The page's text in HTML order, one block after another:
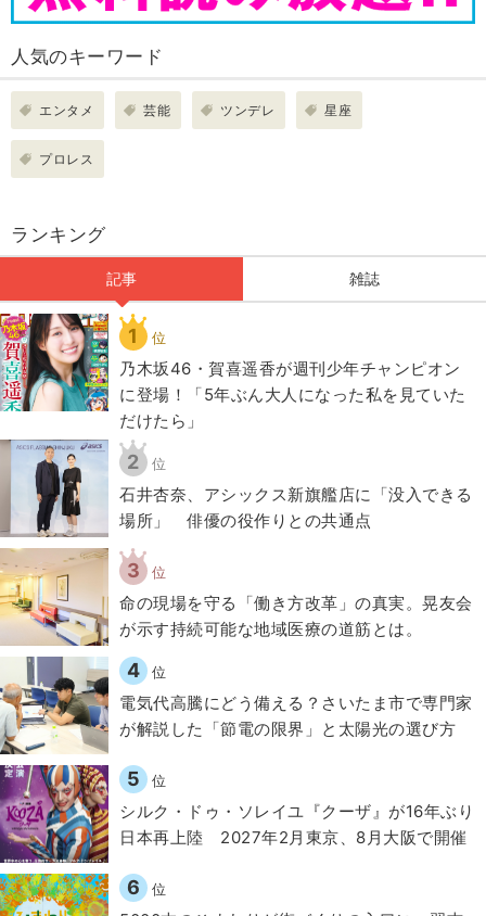
人気のキーワード
エンタメ 芸能 ツンデレ 星座
プロレス
ランキング
記事 雑誌
1 位
乃木坂46・賀喜遥香が週刊少年チャンピオン
に登場！「5年ぶん大人になった私を見ていた
だけたら」
2 位
石井杏奈、アシックス新旗艦店に「没入できる
場所」 俳優の役作りとの共通点
3 位
​命の現場を守る「働き方改革」の真実。晃友会
が示す持続可能な地域医療の道筋とは。
4 位
電気代高騰にどう備える？さいたま市で専門家
が解説した「節電の限界」と太陽光の選び方
5 位
シルク・ドゥ・ソレイユ『クーザ』が16年ぶり
日本再上陸 2027年2月東京、8月大阪で開催
6 位